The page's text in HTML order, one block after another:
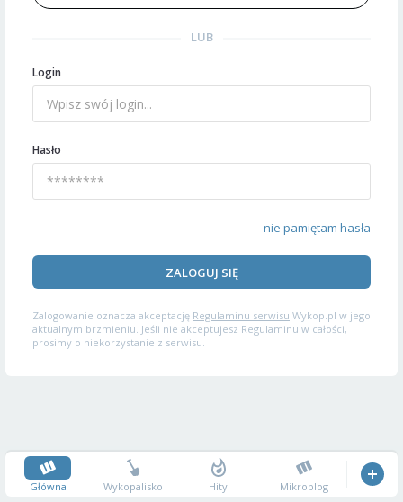
LUB
Login
Hasło
nie pamiętam hasła
ZALOGUJ SIĘ
Zalogowanie oznacza akceptację Regulaminu serwisu Wykop.pl w jego
aktualnym brzmieniu. Jeśli nie akceptujesz Regulaminu w całości,
prosimy o niekorzystanie z serwisu.
Główna Wykopalisko Hity Mikroblog